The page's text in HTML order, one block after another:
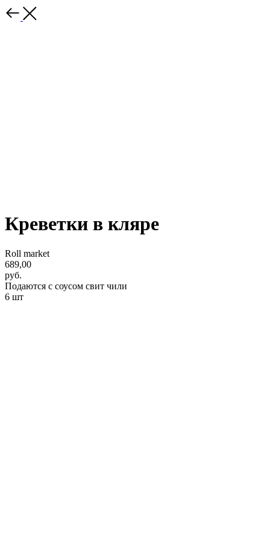
Креветки в кляре
Roll market
689,00
руб.
Подаются с соусом свит чили
6 шт